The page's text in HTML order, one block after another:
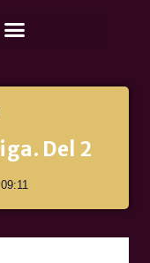
Del 2
09:11